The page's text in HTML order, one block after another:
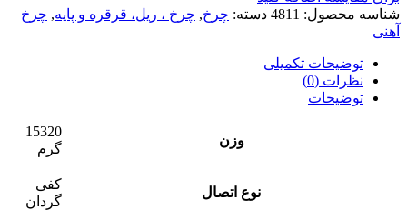
شناسه محصول: 4811 دسته: چرخ, چرخ ، ریل، قرقره و پایه, چرخ
آهنی
توضیحات تکمیلی
نظرات (0)
توضیحات
وزن
15320
گرم
نوع اتصال
کفی
گردان